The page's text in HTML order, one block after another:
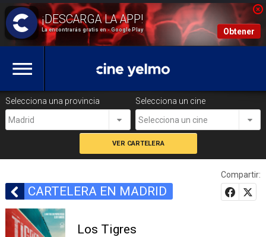
La encontrarás gratis en - Google Play Obtener
Selecciona una provincia
Madrid
Selecciona un cine
Selecciona un cine
CARTELERA EN MADRID
Compartir:
Los Tigres